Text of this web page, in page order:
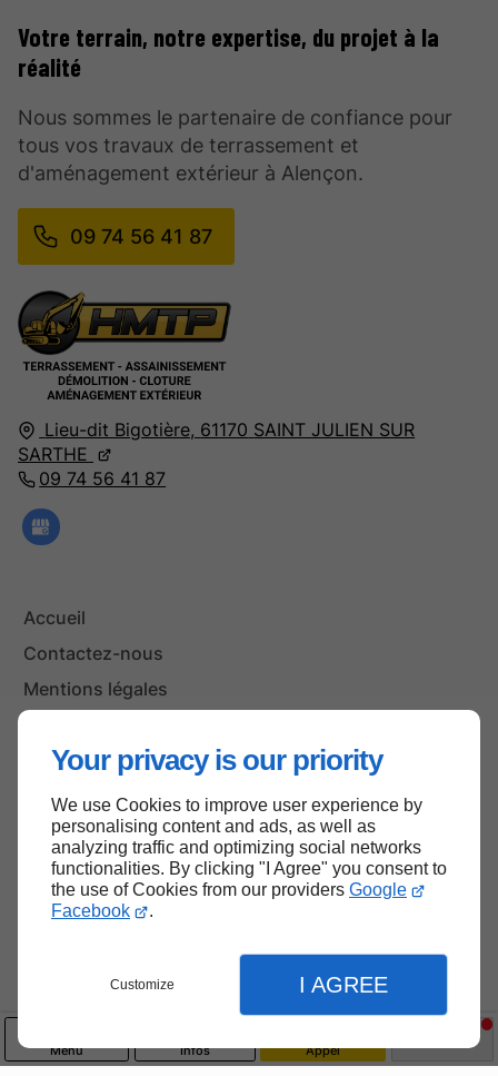
Your privacy is our priority
We use Cookies to improve user experience by
personalising content and ads, as well as
analyzing traffic and optimizing social networks
functionalities. By clicking "I Agree" you consent to
the use of Cookies from our providers Google
Facebook
.
Customize I AGREE
Menu Infos Appel
Lieu-dit Bigotière, 61170 SAINT JULIEN SUR
SARTHE
09 74 56 41 87
Accueil
Contactez-nous
Mentions légales
Votre terrain, notre expertise, du projet à la
réalité
Nous sommes le partenaire de confiance pour
tous vos travaux de terrassement et
d'aménagement extérieur à Alençon.
09 74 56 41 87
Haut de page